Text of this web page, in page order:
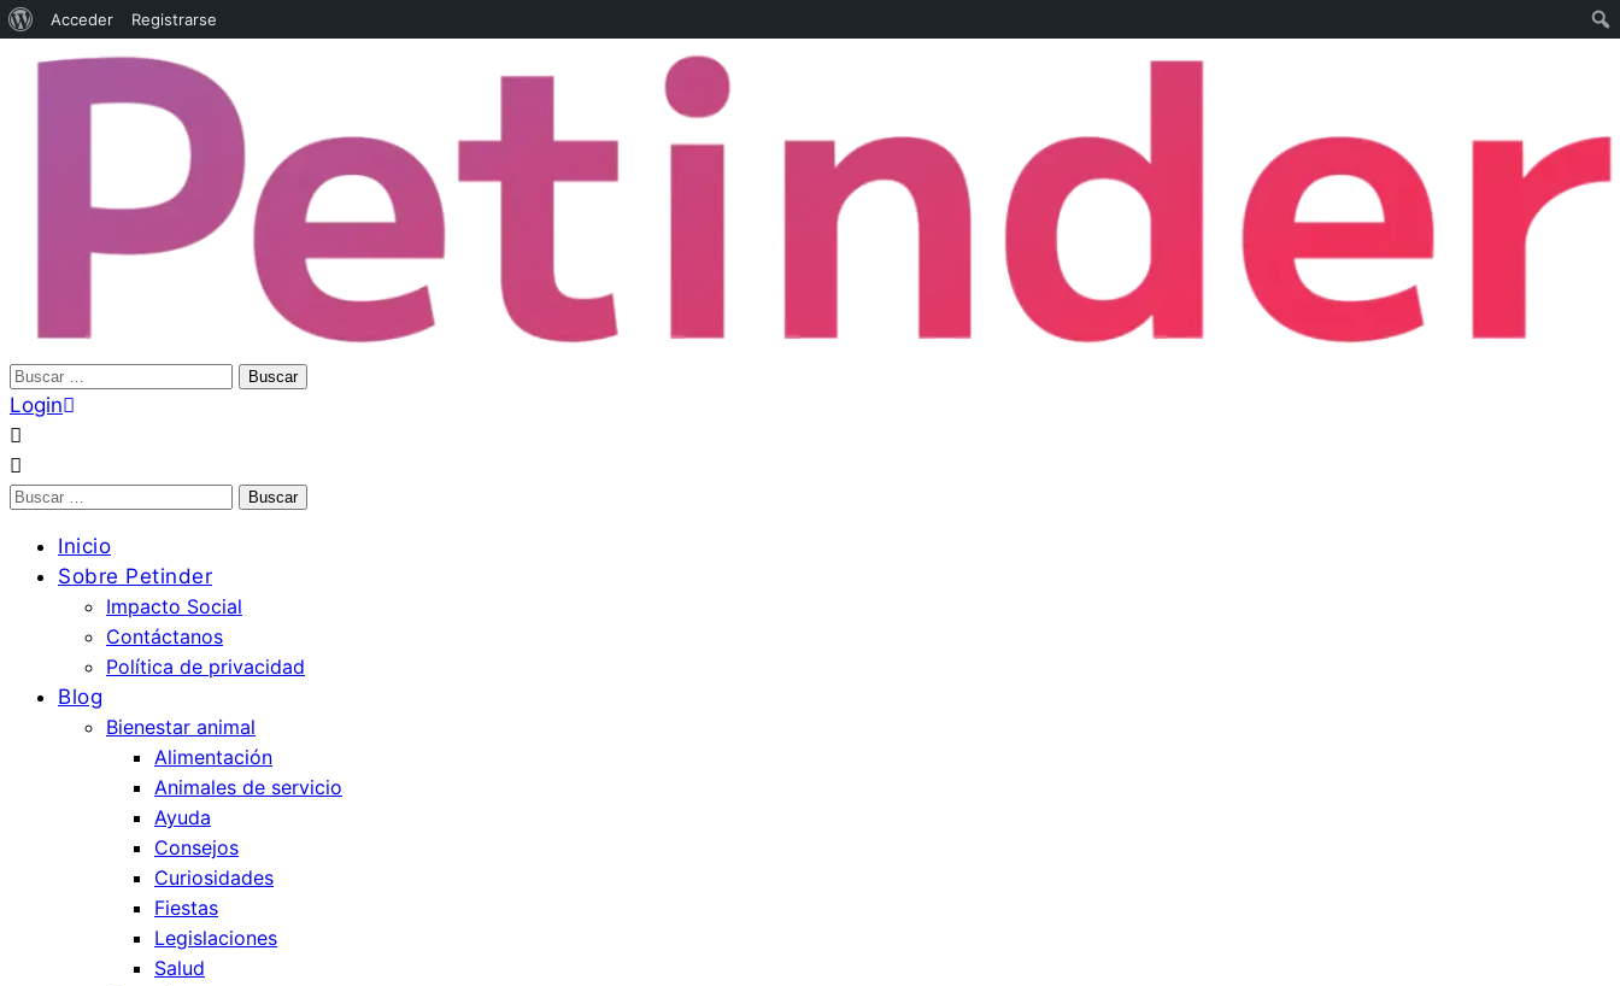
Acceder Registrarse
Login
Inicio
Sobre Petinder
Impacto Social
Contáctanos
Política de privacidad
Blog
Bienestar animal
Alimentación
Animales de servicio
Ayuda
Consejos
Curiosidades
Fiestas
Legislaciones
Salud